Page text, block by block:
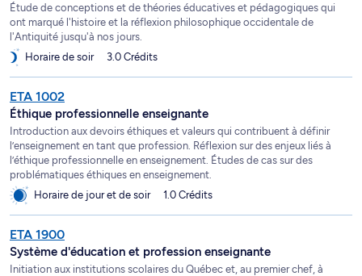
Étude de conceptions et de théories éducatives et pédagogiques qui
ont marqué l'histoire et la réflexion philosophique occidentale de
l'Antiquité jusqu'à nos jours.
Horaire de soir
3.0 Crédits
ETA 1002
Éthique professionnelle enseignante
Introduction aux devoirs éthiques et valeurs qui contribuent à définir
l’enseignement en tant que profession. Réflexion sur des enjeux liés à
l’éthique professionnelle en enseignement. Études de cas sur des
problématiques éthiques en enseignement.
Horaire de jour et de soir
1.0 Crédits
ETA 1900
Système d'éducation et profession enseignante
Initiation aux institutions scolaires du Québec et, au premier chef, à